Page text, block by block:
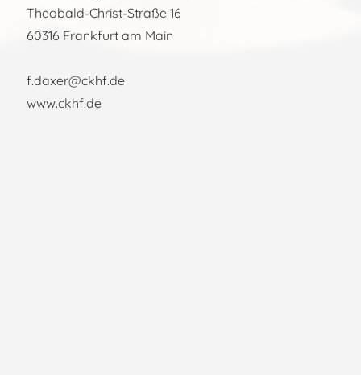
Theobald-Christ-Straße 16
60316 Frankfurt am Main
f.daxer@ckhf.de
www.ckhf.de